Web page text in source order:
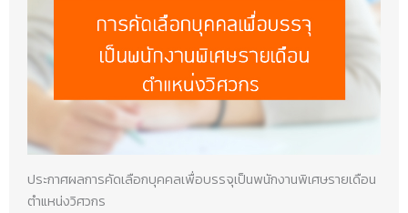
ประกาศผลการคัดเลือกบุคคลเพื่อบรรจุเป็นพนักงานพิเศษรายเดือน
ตำแหน่งวิศวกร